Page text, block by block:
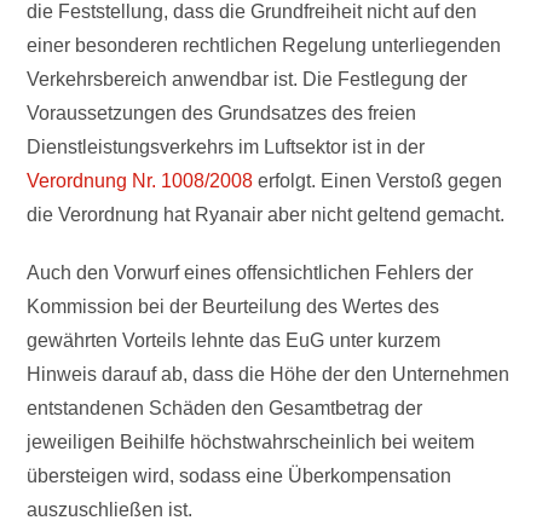
die Feststellung, dass die Grundfreiheit nicht auf den
einer besonderen rechtlichen Regelung unterliegenden
Verkehrsbereich anwendbar ist. Die Festlegung der
Voraussetzungen des Grundsatzes des freien
Dienstleistungsverkehrs im Luftsektor ist in der
Verordnung Nr. 1008/2008erfolgt. Einen Verstoß gegen
die Verordnung hat Ryanair aber nicht geltend gemacht.
Auch den Vorwurf eines offensichtlichen Fehlers der
Kommission bei der Beurteilung des Wertes des
gewährten Vorteils lehnte das EuG unter kurzem
Hinweis darauf ab, dass die Höhe der den Unternehmen
entstandenen Schäden den Gesamtbetrag der
jeweiligen Beihilfe höchstwahrscheinlich bei weitem
übersteigen wird, sodass eine Überkompensation
auszuschließen ist.